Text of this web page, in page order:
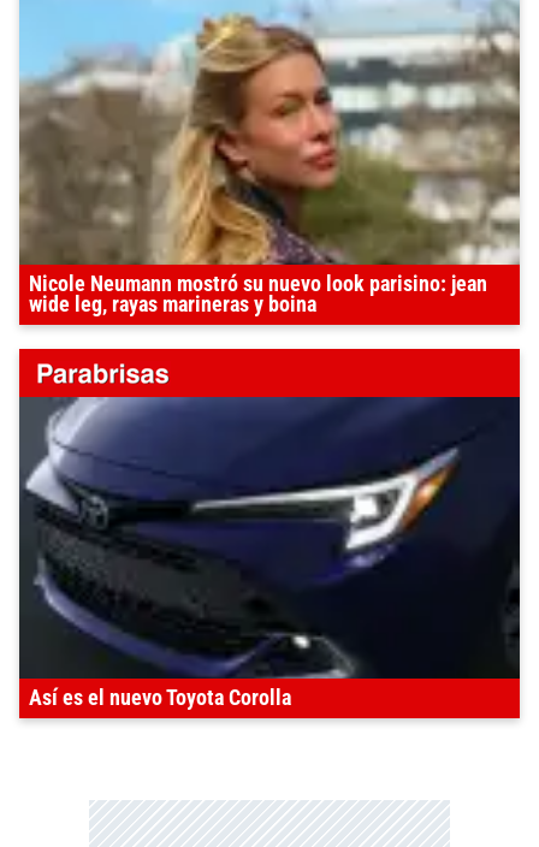
Nicole Neumann mostró su nuevo look parisino: jean
wide leg, rayas marineras y boina
Así es el nuevo Toyota Corolla